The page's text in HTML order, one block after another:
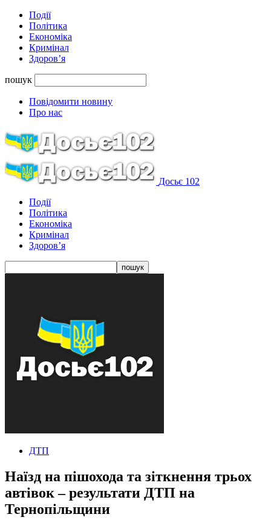
Події
Політика
Економіка
Кримінал
Здоров’я
пошук
Повідомити новину
Про нас
Досьє 102
Події
Політика
Економіка
Кримінал
Здоров’я
ДТП
Наїзд на пішохода та зіткнення трьох
автівок – результати ДТП на
Тернопільщини